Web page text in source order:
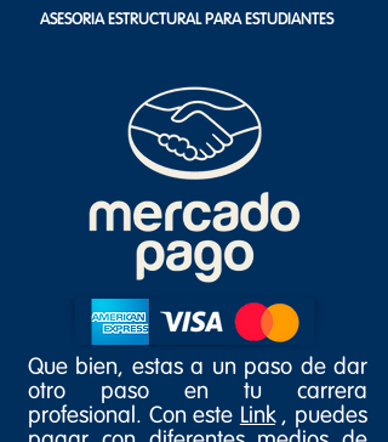
ASESORIA ESTRUCTURAL PARA ESTUDIANTES
Que bien, estas a un paso de dar
otro paso en tu carrera
profesional. Con este Link, puedes